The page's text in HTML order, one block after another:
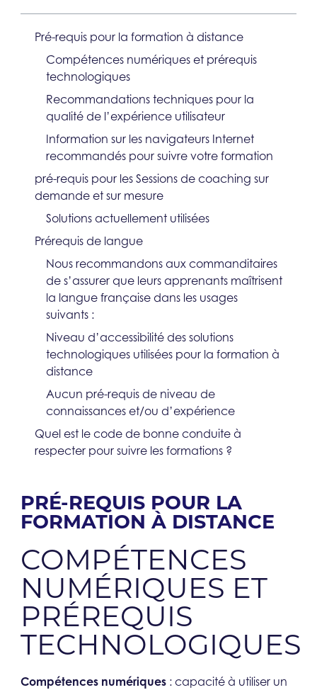
Pré-requis pour la formation à distance​
Compétences numériques et prérequis
technologiques​
Recommandations techniques pour la
qualité de l’expérience utilisateur​
Information sur les navigateurs Internet
recommandés pour suivre votre formation​
pré-requis pour les Sessions de coaching sur
demande et sur mesure
Solutions actuellement utilisées​
Prérequis de langue​
Nous recommandons aux commanditaires
de s’assurer que leurs apprenants maîtrisent
la langue française dans les usages
suivants :
Niveau d’accessibilité des solutions
technologiques utilisées pour la formation à
distance​
Aucun pré-requis de niveau de
connaissances et/ou d’expérience​
Quel est le code de bonne conduite à
respecter pour suivre les formations ?​
PRÉ-REQUIS POUR LA
FORMATION À DISTANCE​
COMPÉTENCES
NUMÉRIQUES ET
PRÉREQUIS
TECHNOLOGIQUES​
Compétences numériques : capacité à utiliser un